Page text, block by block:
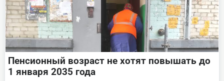
Пенсионный возраст не хотят повышать до
1 января 2035 года